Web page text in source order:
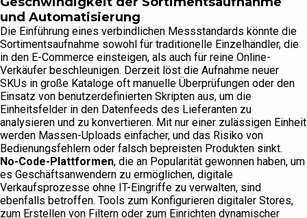
und Automatisierung
Die Einführung eines verbindlichen Messstandards könnte die
Sortimentsaufnahme sowohl für traditionelle Einzelhändler, die
in den E-Commerce einsteigen, als auch für reine Online-
Verkäufer beschleunigen. Derzeit löst die Aufnahme neuer
SKUs in große Kataloge oft manuelle Überprüfungen oder den
Einsatz von benutzerdefinierten Skripten aus, um die
Einheitsfelder in den Datenfeeds des Lieferanten zu
analysieren und zu konvertieren. Mit nur einer zulässigen Einheit
werden Massen-Uploads einfacher, und das Risiko von
Bedienungsfehlern oder falsch bepreisten Produkten sinkt.
No-Code-Plattformen, die an Popularität gewonnen haben, um
es Geschäftsanwendern zu ermöglichen, digitale
Verkaufsprozesse ohne IT-Eingriffe zu verwalten, sind
ebenfalls betroffen. Tools zum Konfigurieren digitaler Stores,
zum Erstellen von Filtern oder zum Einrichten dynamischer